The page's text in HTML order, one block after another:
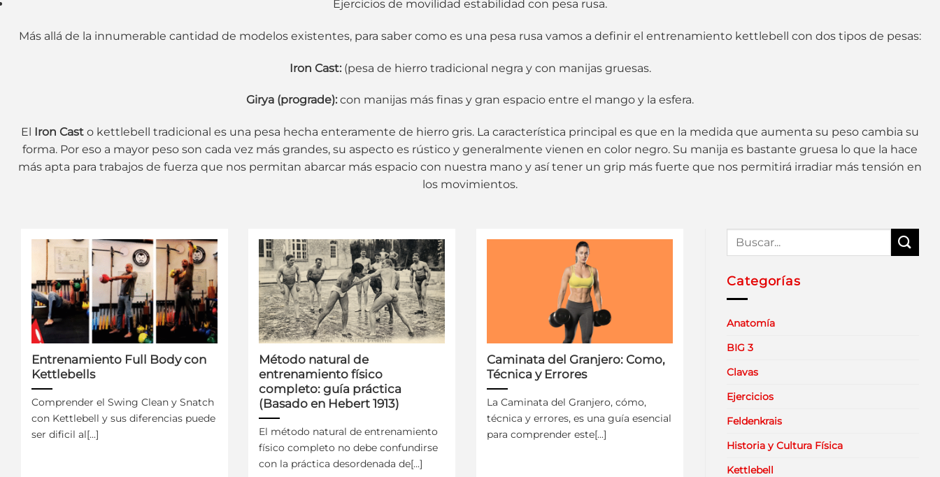
Ejercicios de movilidad estabilidad con pesa rusa.
Más allá de la innumerable cantidad de modelos existentes, para saber como es una pesa rusa vamos a definir el entrenamiento kettlebell con dos tipos de pesas:
Iron Cast:(pesa de hierro tradicional negra y con manijas gruesas.
Girya (prograde): con manijas más finas y gran espacio entre el mango y la esfera.
El Iron Cast o kettlebell tradicional es una pesa hecha enteramente de hierro gris. La característica principal es que en la medida que aumenta su peso cambia su
forma. Por eso a mayor peso son cada vez más grandes, su aspecto es rústico y generalmente vienen en color negro. Su manija es bastante gruesa lo que la hace
más apta para trabajos de fuerza que nos permitan abarcar más espacio con nuestra mano y así tener un grip más fuerte que nos permitirá irradiar más tensión en
los movimientos.
Entrenamiento Full Body con
Kettlebells
Comprender el Swing Clean y Snatch
con Kettlebell y sus diferencias puede
ser dificil al[...]
Método natural de
entrenamiento físico
completo: guía práctica
(Basado en Hebert 1913)
El método natural de entrenamiento
físico completo no debe confundirse
con la práctica desordenada de[...]
Caminata del Granjero: Como,
Técnica y Errores
La Caminata del Granjero, cómo,
técnica y errores, es una guía esencial
para comprender este[...]
Categorías
Anatomía
BIG 3
Clavas
Ejercicios
Feldenkrais
Historia y Cultura Física
Kettlebell